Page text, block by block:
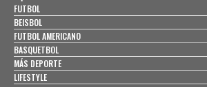
FUTBOL
BEISBOL
FUTBOL AMERICANO
BASQUETBOL
MÁS DEPORTE
LIFESTYLE